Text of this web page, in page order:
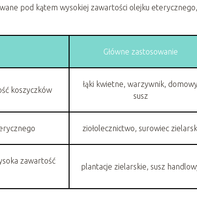
pod kątem wysokiej zawartości olejku eterycznego,
Główne zastosowanie
koszyczków
łąki kwietne, warzywnik, domowy
susz
ziołolecznictwo, surowiec
zawartość
plantacje zielarskie, susz